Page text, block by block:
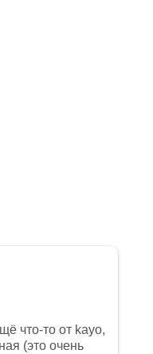
что-то от kayo,
(это очень